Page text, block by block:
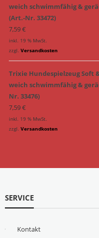
weich schwimmfähig &
(Art.-Nr. 33472)
7,59€
inkl. 19 % MwSt.
zzgl. Versandkosten
Trixie Hundespielzeug Soft
weich schwimmfähig &
Nr. 33476)
7,59€
inkl. 19 % MwSt.
zzgl. Versandkosten
SERVICE
Kontakt